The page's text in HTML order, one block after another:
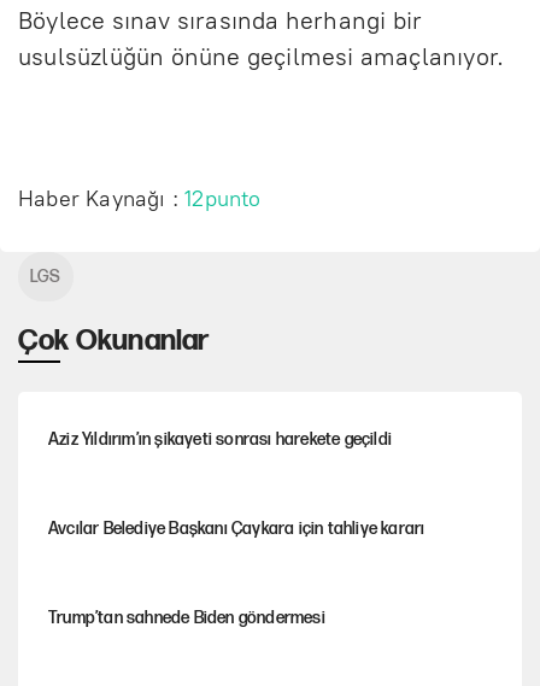
Böylece sınav sırasında herhangi bir
usulsüzlüğün önüne geçilmesi amaçlanıyor.
Haber Kaynağı :12punto
Çok Okunanlar
Aziz Yıldırım’ın şikayeti sonrası harekete geçildi
Avcılar Belediye Başkanı Çaykara için tahliye kararı
Trump’tan sahnede Biden göndermesi
LGS